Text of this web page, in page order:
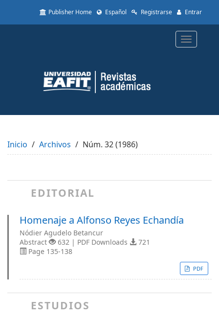
to
Content
Sidebar
Publisher Home Español Registrarse Entrar
Toggle
Inicio Archivos Núm. 32 (1986)
EDITORIAL
Homenaje a Alfonso Reyes Echandía
Nódier Agudelo Betancur
Abstract
632 | PDF Downloads
721
Page 135-138
PDF
ESTUDIOS